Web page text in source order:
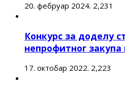
20. фебруар 2024. 2,231
Конкурс за доделу
непрофитног
17. октобар 2022. 2,223